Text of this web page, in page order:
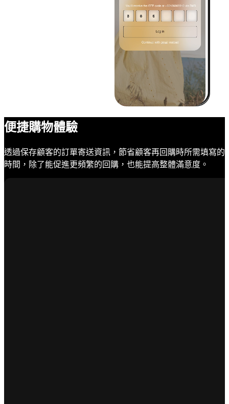
便捷購物體驗
透過保存顧客的訂單寄送資訊，節省顧客再回購時所需填寫的
時間，除了能促進更頻繁的回購，也能提高整體滿意度。